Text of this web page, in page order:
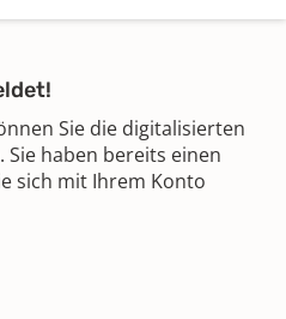
Sie die digitalisierten
haben bereits einen
sich mit Ihrem Konto